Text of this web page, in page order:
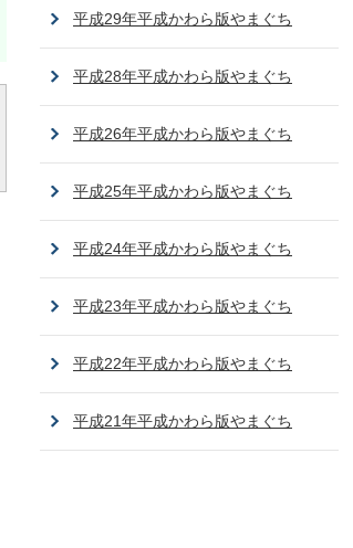
平成29年平成かわら版やまぐち
平成28年平成かわら版やまぐち
平成26年平成かわら版やまぐち
平成25年平成かわら版やまぐち
平成24年平成かわら版やまぐち
平成23年平成かわら版やまぐち
平成22年平成かわら版やまぐち
平成21年平成かわら版やまぐち